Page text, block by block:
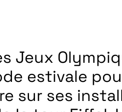
Jeux
estivale
sur ses